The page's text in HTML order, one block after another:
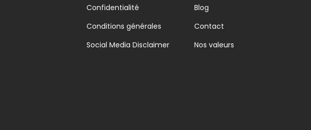
Confidentialité
Conditions générales
Social Media Disclaimer
Blog
Contact
Nos valeurs